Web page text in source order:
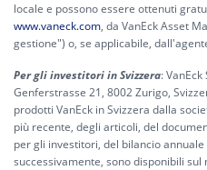
locale e possono essere ottenuti
www.vaneck.com, da VanEck Asset
gestione") o, se applicabile,
Per gli investitori in Svizzera:
Genferstrasse 21, 8002 Zurigo,
prodotti VanEck in Svizzera dalla
più recente, degli articoli, del
per gli investitori, del bilancio
successivamente, sono disponibili sul